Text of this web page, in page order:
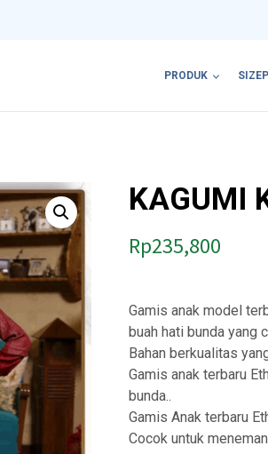
PRODUK
KAGUMI
Rp235,800
Gamis anak model
buah hati bunda yang
Bahan berkualitas
Gamis anak terbaru
bunda..
Gamis Anak terbaru
Cocok untuk